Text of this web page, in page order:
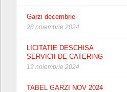
Garzi decembrie
28 noiembrie 2024
LICITATIE DESCHISA
SERVICII DE CATERING
19 noiembrie 2024
TABEL GARZI NOV 2024